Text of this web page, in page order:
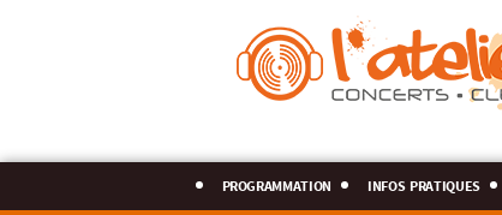
programmation infos pratiques